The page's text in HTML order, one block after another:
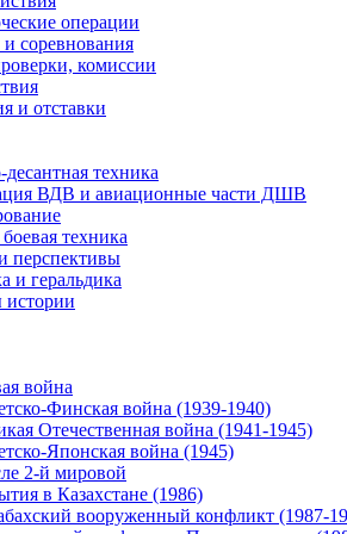
операции
соревнования
комиссии
и отставки
техника
ВДВ и авиационные части ДШВ
техника
перспективы
и геральдика
война
Финская война (1939-1940)
Отечественная война (1941-1945)
Японская война (1945)
2-й мировой
в Казахстане (1986)
вооруженный конфликт (1987-